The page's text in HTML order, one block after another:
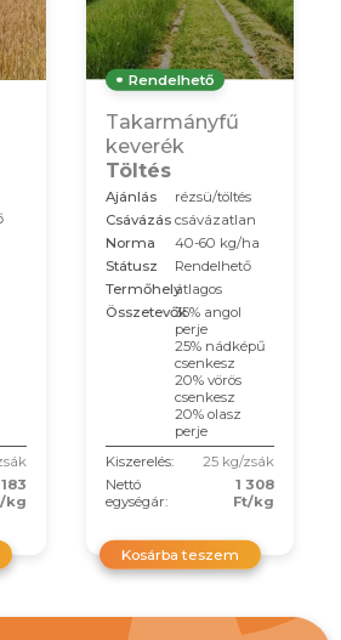
183
kg
Rendelhető
Takarmányfű
keverék
Töltés
Ajánlás
rézsü/töltés
Csávázás csávázatlan
Norma
40-60 kg/ha
Státusz
Rendelhető
Termőhelyátlagos
Összetevők35% angol
perje
25% nádképű
csenkesz
20% vörös
csenkesz
20% olasz
perje
Kiszerelés:
25 kg/zsák
Nettó
egységár:
1 308
Ft/kg
Kosárba teszem